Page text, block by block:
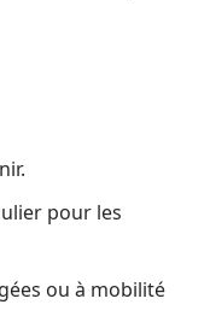
pour les
ou à mobilité